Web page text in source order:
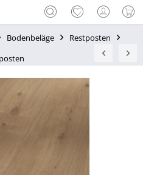
Bodenbeläge
Restposten